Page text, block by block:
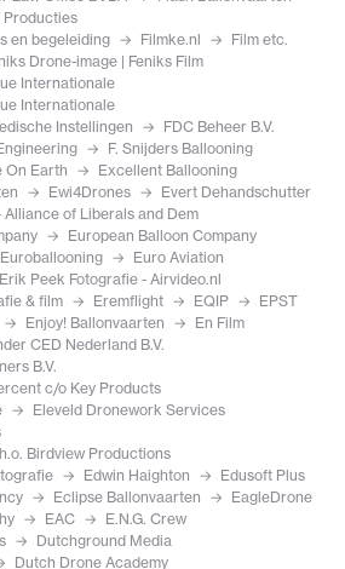
Producties
en begeleiding
Filmke.nl
Film etc.
Drone-image | Feniks Film
Internationale
Internationale
Instellingen
FDC Beheer B.V.
F. Snijders Ballooning
On Earth
Excellent Ballooning
Ewi4Drones
Evert Dehandschutter
of Liberals and Dem
European Balloon Company
Euroballooning
Euro Aviation
Erik Peek Fotografie - Airvideo.nl
& film
Eremflight EQIP
EPST
Enjoy! Ballonvaarten
En Film
CED Nederland B.V.
B.V.
c/o Key Products
Eleveld Dronework Services
Birdview Productions
Edwin Haighton
Edusoft Plus
Eclipse Ballonvaarten
EagleDrone
EAC
E.N.G. Crew
Dutchground Media
Dutch Drone Academy